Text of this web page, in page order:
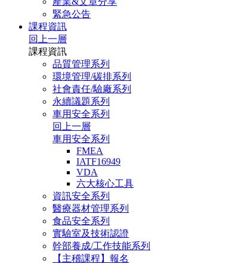
緊急公告
課程資訊
回上一層
課程資訊
品質管理系列
環境管理/碳排系列
社會責任/驗廠系列
永續議題系列
車用安全系列
回上一層
車用安全系列
FMEA
IATF16949
VDA
六大核心工具
資訊安全系列
醫療器材管理系列
食品安全系列
實驗室及技術認證
幹部養成/工作技能系列
【主稽課程】報名